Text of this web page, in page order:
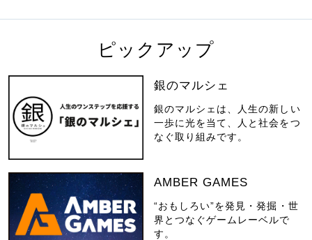
ピックアップ
銀のマルシェ
銀のマルシェは、人生の新しい
一歩に光を当て、人と社会をつ
なぐ取り組みです。
AMBER GAMES
“おもしろい”を発見・発掘・世
界とつなぐゲームレーベルで
す。